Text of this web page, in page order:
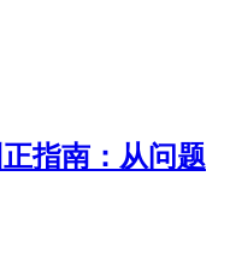
指南：从问题